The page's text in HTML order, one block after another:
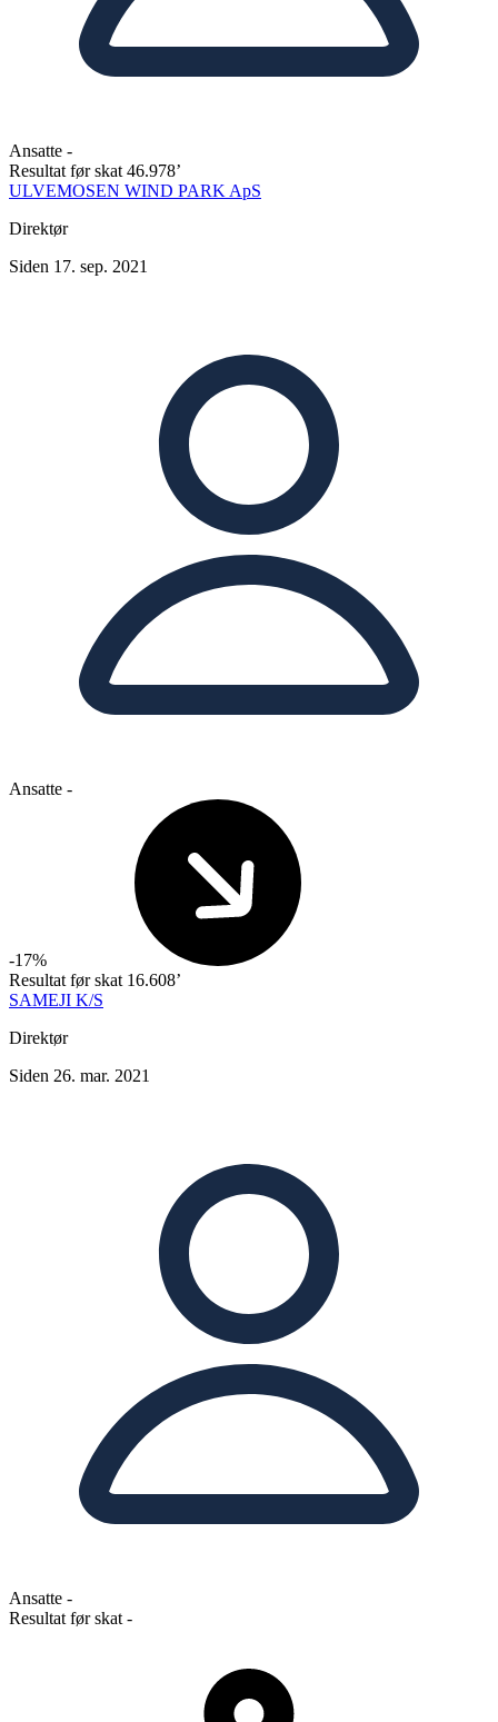
Ansatte -
Resultat før skat 46.978’
ULVEMOSEN WIND PARK ApS
Direktør
Siden 17. sep. 2021
Ansatte -
-17%
Resultat før skat 16.608’
SAMEJI K/S
Direktør
Siden 26. mar. 2021
Ansatte -
Resultat før skat -